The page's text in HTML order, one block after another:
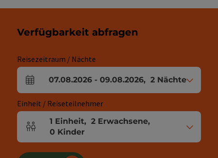
Verfügbarkeit abfragen
Reisezeitraum / Nächte
An- und Abreisefelder
07.08.2026 - 09.08.2026, 2 Nächte
Einheit / Reiseteilnehmer
Einheitenanzahl und Personenfelder
1 Einheit, 2 Erwachsene,
0 Kinder